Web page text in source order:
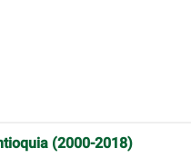
(2000-2018)